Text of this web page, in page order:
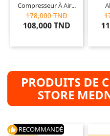
Compresseur À Air...
178,000 TND
108,000 TND
PRODUITS DE
STORE
thumb_up RECOMMANDÉ